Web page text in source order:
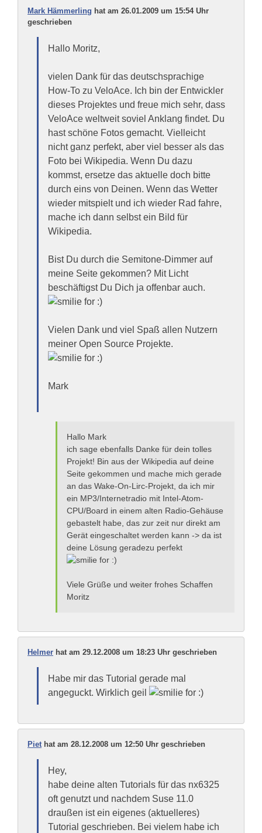
Mark Hämmerling hat am 26.01.2009 um 15:54 Uhr
geschrieben
Hallo Moritz,
vielen Dank für das deutschsprachige
How-To zu VeloAce. Ich bin der Entwickler
dieses Projektes und freue mich sehr, dass
VeloAce weltweit soviel Anklang findet. Du
hast schöne Fotos gemacht. Vielleicht
nicht ganz perfekt, aber viel besser als das
Foto bei Wikipedia. Wenn Du dazu
kommst, ersetze das aktuelle doch bitte
durch eins von Deinen. Wenn das Wetter
wieder mitspielt und ich wieder Rad fahre,
mache ich dann selbst ein Bild für
Wikipedia.
Bist Du durch die Semitone-Dimmer auf
meine Seite gekommen? Mit Licht
beschäftigst Du Dich ja offenbar auch.
Vielen Dank und viel Spaß allen Nutzern
meiner Open Source Projekte.
Mark
Hallo Mark
ich sage ebenfalls Danke für dein tolles
Projekt! Bin aus der Wikipedia auf deine
Seite gekommen und mache mich gerade
an das Wake-On-Lirc-Projekt, da ich mir
ein MP3/Internetradio mit Intel-Atom-
CPU/Board in einem alten Radio-Gehäuse
gebastelt habe, das zur zeit nur direkt am
Gerät eingeschaltet werden kann -> da ist
deine Lösung geradezu perfekt
Viele Grüße und weiter frohes Schaffen
Moritz
Helmer hat am 29.12.2008 um 18:23 Uhr geschrieben
Habe mir das Tutorial gerade mal
angeguckt. Wirklich geil
Piethat am 28.12.2008 um 12:50 Uhr geschrieben
Hey,
habe deine alten Tutorials für das nx6325
oft genutzt und nachdem Suse 11.0
draußen ist ein eigenes (aktuelleres)
Tutorial geschrieben. Bei vielem habe ich